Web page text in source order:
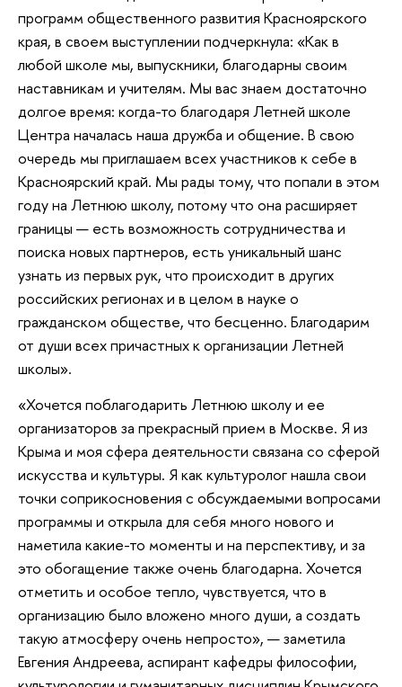
программ общественного развития Красноярского
края, в своем выступлении подчеркнула: «Как в
любой школе мы, выпускники, благодарны своим
наставникам и учителям. Мы вас знаем достаточно
долгое время: когда-то благодаря Летней школе
Центра началась наша дружба и общение. В свою
очередь мы приглашаем всех участников к себе в
Красноярский край. Мы рады тому, что попали в этом
году на Летнюю школу, потому что она расширяет
границы — есть возможность сотрудничества и
поиска новых партнеров, есть уникальный шанс
узнать из первых рук, что происходит в других
российских регионах и в целом в науке о
гражданском обществе, что бесценно. Благодарим
от души всех причастных к организации Летней
школы».
«Хочется поблагодарить Летнюю школу и ее
организаторов за прекрасный прием в Москве. Я из
Крыма и моя сфера деятельности связана со сферой
искусства и культуры. Я как культуролог нашла свои
точки соприкосновения с обсуждаемыми вопросами
программы и открыла для себя много нового и
наметила какие-то моменты и на перспективу, и за
это обогащение также очень благодарна. Хочется
отметить и особое тепло, чувствуется, что в
организацию было вложено много души, а создать
такую атмосферу очень непросто», — заметила
Евгения Андреева, аспирант кафедры философии,